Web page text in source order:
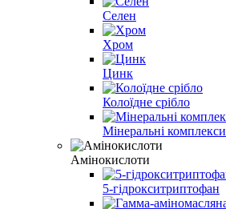
Селен
Хром
Цинк
Колоїдне срібло
Мінеральні комплекси
Амінокислоти
5-гідрокситриптофан